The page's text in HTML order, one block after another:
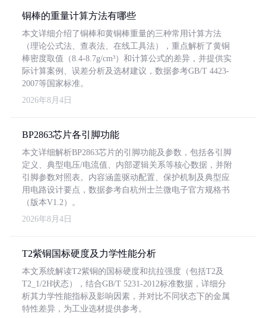
铜棒的重量计算方法有哪些
本文详细介绍了铜棒和黄铜棒重量的三种常用计算方法
（理论公式法、查表法、在线工具法），重点解析了黄铜
棒密度取值（8.4-8.7g/cm³）和计算公式的差异，并提供实
际计算案例、误差分析及选材建议，数据参考GB/T 4423-
2007等国家标准。
2026年8月4日
BP2863芯片各引脚功能
本文详细解析BP2863芯片的引脚功能及参数，包括各引脚
定义、典型电压/电流值、内部逻辑关系等核心数据，并附
引脚参数对照表。内容涵盖驱动配置、保护机制及典型应
用电路设计要点，数据参考自杭州士兰微电子官方规格书
（版本V1.2）。
2026年8月4日
T2紫铜国标硬度及力学性能分析
本文系统解读T2紫铜的国标硬度和抗拉强度（包括T2及
T2_1/2H状态），结合GB/T 5231-2012标准数据，详细分
析其力学性能指标及影响因素，并对比不同状态下的金属
特性差异，为工业选材提供参考。